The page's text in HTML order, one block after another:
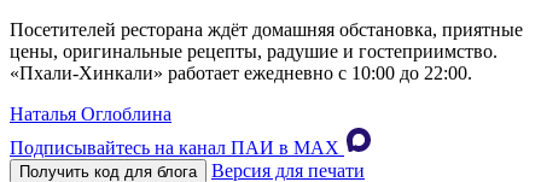
Посетителей ресторана ждёт домашняя обстановка, приятные
цены, оригинальные рецепты, радушие и гостеприимство.
«Пхали-Хинкали» работает ежедневно с 10:00 до 22:00.
Наталья Оглоблина
Подписывайтесь на канал ПАИ в MAХ
Получить код для блога
Версия для печати